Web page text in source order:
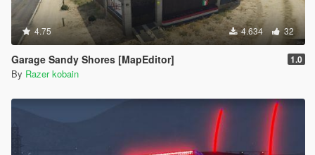
4.75 4.634 32
Garage Sandy Shores [MapEditor] 1.0
By Razer kobain